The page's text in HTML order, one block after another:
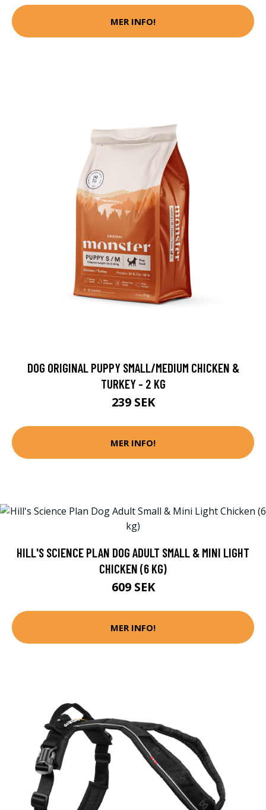
MER INFO!
DOG ORIGINAL PUPPY SMALL/MEDIUM CHICKEN &
TURKEY - 2 KG
239 SEK
MER INFO!
HILL'S SCIENCE PLAN DOG ADULT SMALL & MINI LIGHT
CHICKEN (6 KG)
609 SEK
MER INFO!